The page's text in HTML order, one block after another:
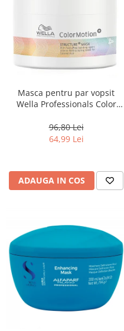
Masca pentru par vopsit
Wella Professionals Color
96,80 Lei
64,99 Lei
ADAUGA IN COS